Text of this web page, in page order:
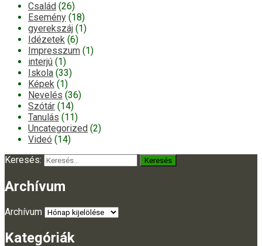
Család (26)
Esemény (18)
gyerekszáj (1)
Idézetek (6)
Impresszum (1)
interjú (1)
Iskola (33)
Képek (1)
Nevelés (36)
Szótár (14)
Tanulás (11)
Uncategorized (2)
Videó (14)
Keresés:
Archívum
Archívum
Kategóriák